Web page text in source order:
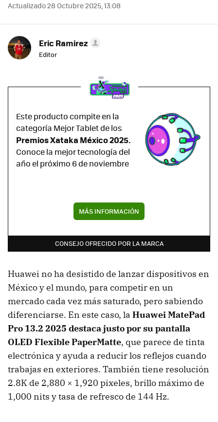
Actualizado 28 Octubre 2025, 13:08
Eric Ramirez
Editor
Este producto compite en la
categoría Mejor Tablet de los
Premios Xataka México 2025.
Conoce la mejor tecnología del
año el próximo 6 de noviembre
MÁS INFORMACIÓN
CONSEJO OFRECIDO POR LA MARCA
Huawei no ha desistido de lanzar dispositivos en
México y el mundo, para competir en un
mercado cada vez más saturado, pero sabiendo
diferenciarse. En este caso, la Huawei MatePad
Pro 13.2 2025 destaca justo por su pantalla
OLED Flexible PaperMatte, que parece de tinta
electrónica y ayuda a reducir los reflejos cuando
trabajas en exteriores. También tiene resolución
2.8K de 2,880 × 1,920 pixeles, brillo máximo de
1,000 nits y tasa de refresco de 144 Hz.